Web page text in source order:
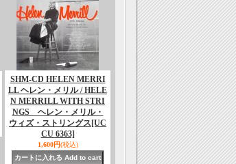
SHM-CD HELEN MERRI
LL ヘレン・メリル / HELE
N MERRILL WITH STRI
NGS ヘレン・メリル・
ウィズ・ストリングス [UC
CU 6363]
1,600円(税込)